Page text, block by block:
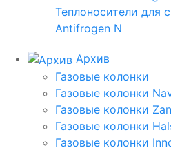
Теплоносители для
Antifrogen N
Архив
Газовые колонки
Газовые колонки
Газовые колонки
Газовые колонки
Газовые колонки